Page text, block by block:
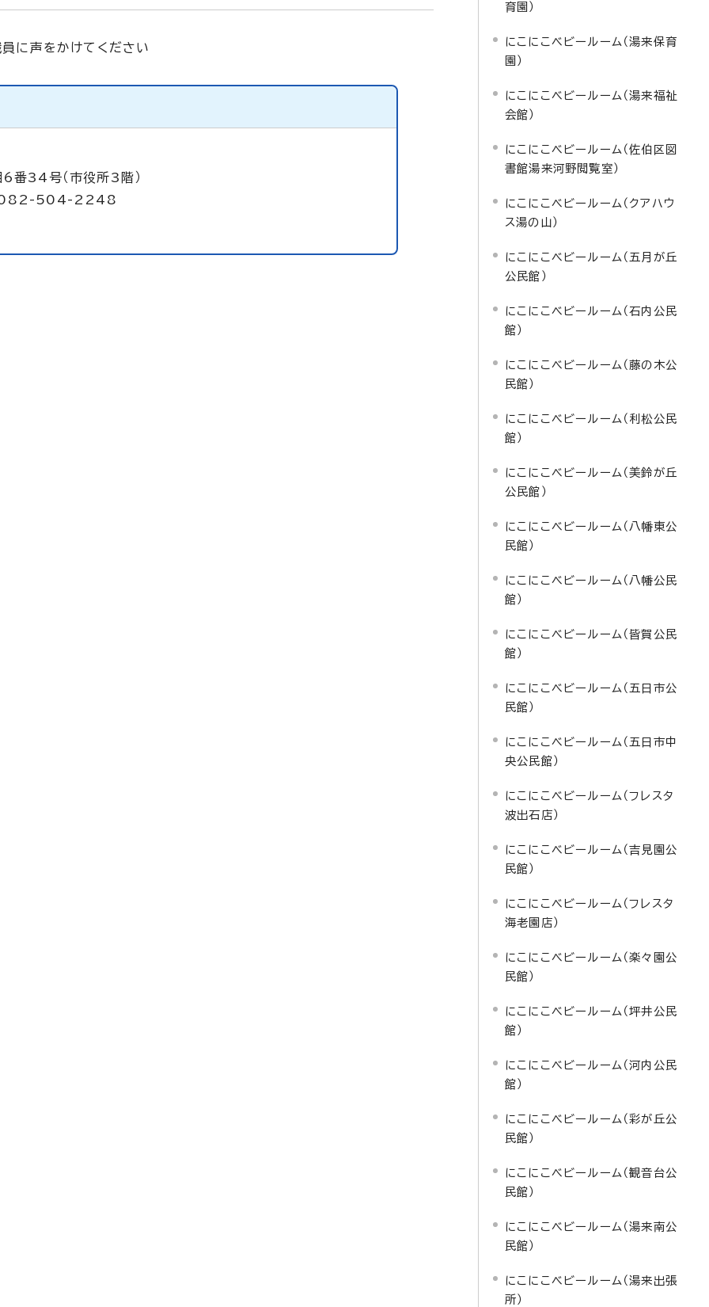
に声をかけてください
34号（市役所3階）
082-504-2248
育園）
にこにこベビールーム（湯来保育
園）
にこにこベビールーム（湯来福祉
会館）
にこにこベビールーム（佐伯区図
書館湯来河野閲覧室）
にこにこベビールーム（クアハウ
ス湯の山）
にこにこベビールーム（五月が丘
公民館）
にこにこベビールーム（石内公民
館）
にこにこベビールーム（藤の木公
民館）
にこにこベビールーム（利松公民
館）
にこにこベビールーム（美鈴が丘
公民館）
にこにこベビールーム（八幡東公
民館）
にこにこベビールーム（八幡公民
館）
にこにこベビールーム（皆賀公民
館）
にこにこベビールーム（五日市公
民館）
にこにこベビールーム（五日市中
央公民館）
にこにこベビールーム（フレスタ
波出石店）
にこにこベビールーム（吉見園公
民館）
にこにこベビールーム（フレスタ
海老園店）
にこにこベビールーム（楽々園公
民館）
にこにこベビールーム（坪井公民
館）
にこにこベビールーム（河内公民
館）
にこにこベビールーム（彩が丘公
民館）
にこにこベビールーム（観音台公
民館）
にこにこベビールーム（湯来南公
民館）
にこにこベビールーム（湯来出張
所）